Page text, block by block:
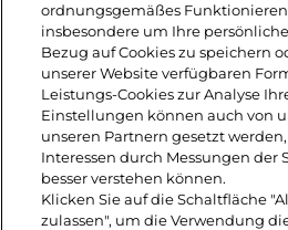
bis sich die Oberseite
4. Pistazien grob
in 4 Schalen
Lauchzwiebeln,
Leerdammer
ordnungsgemäßes
insbesondere um Ihre
Bezug auf Cookies zu speichern
unserer Website verfügbaren
Leistungs-Cookies zur Analyse
Einstellungen können auch von
unseren Partnern gesetzt
Interessen durch Messungen der
besser verstehen können.
Klicken Sie auf die Schaltfläche
zulassen", um die Verwendung